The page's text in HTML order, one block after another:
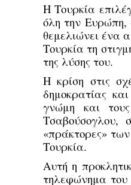
Η Τουρκία
όλη την Ευρώπη,
θεμελιώνει ένα
Τουρκία τη
της λύσης του.
Η κρίση στις
δημοκρατίας
γνώμη και
Τσαβούσογλου,
«πράκτορες»
Τουρκία.
Αυτή η
τηλεφώνημα